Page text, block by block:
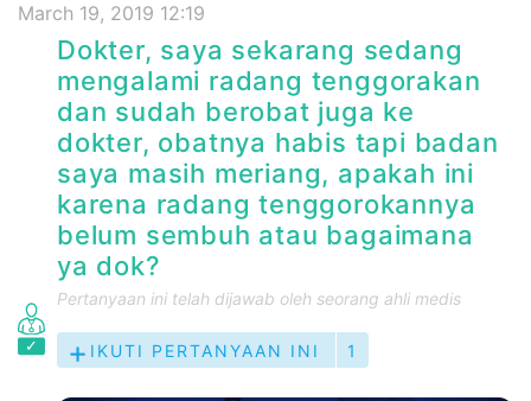
March 19, 2019 12:19
Dokter, saya sekarang sedang
mengalami radang tenggorakan
dan sudah berobat juga ke
dokter, obatnya habis tapi badan
saya masih meriang, apakah ini
karena radang tenggorokannya
belum sembuh atau bagaimana
ya dok?
Pertanyaan ini telah dijawab oleh seorang ahli medis
IKUTI PERTANYAAN INI 1